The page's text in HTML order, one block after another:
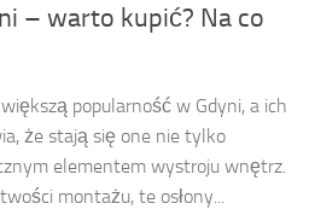
– warto kupić? Na co
popularność w Gdyni, a ich
że stają się one nie tylko
elementem wystroju wnętrz.
montażu, te osłony...